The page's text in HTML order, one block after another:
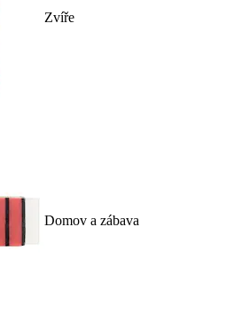
Zvíře
Domov a zábava